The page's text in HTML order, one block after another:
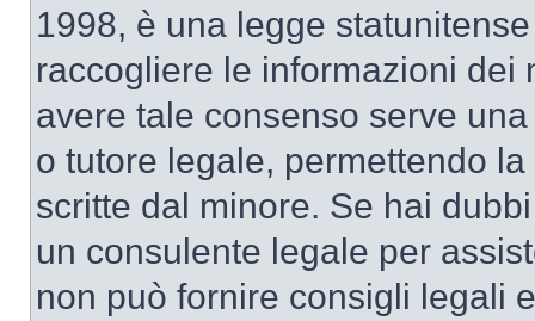
1998, è una legge
raccogliere le informazioni dei
avere tale consenso serve
o tutore legale, permettendo
scritte dal minore. Se hai
un consulente legale per
non può fornire consigli legali